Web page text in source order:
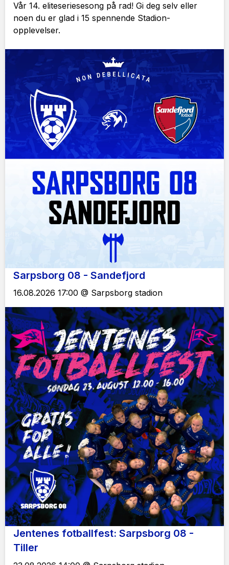
Vår 14. eliteseriesesong på rad! Gi deg selv eller
noen du er glad i 15 spennende Stadion-
opplevelser.
Sarpsborg 08 - Sandefjord
16.08.2026 17:00 @ Sarpsborg stadion
Jentenes fotballfest: Sarpsborg 08 -
Tiller